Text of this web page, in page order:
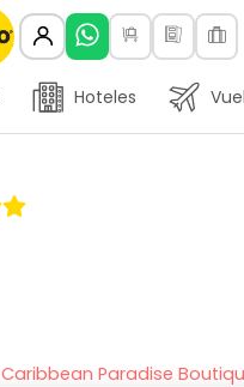
Hoteles
Caribbean Paradise